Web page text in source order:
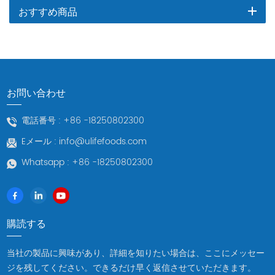
おすすめ商品
お問い合わせ
電話番号 : +86 -18250802300
Eメール : info@ulifefoods.com
Whatsapp : +86 -18250802300
購読する
当社の製品に興味があり、詳細を知りたい場合は、ここにメッセー
ジを残してください。できるだけ早く返信させていただきます。